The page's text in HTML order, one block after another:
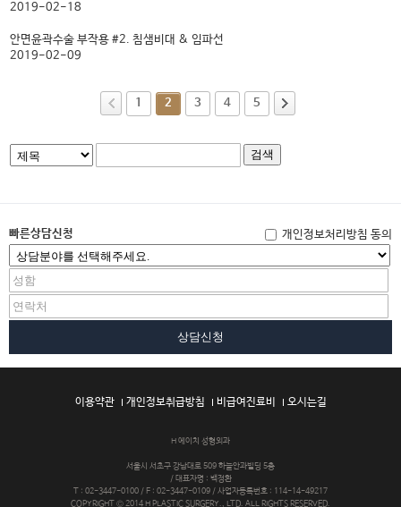
2019-02-18
안면윤곽수술 부작용 #2. 침샘비대 & 임파선
2019-02-09
1 2 3 4 5
검색
빠른상담신청 개인정보처리방침 동의
상담신청
이용약관 개인정보취급방침 비급여진료비 오시는길
H 에이치 성형외과
서울시 서초구 강남대로 509 하늘안과빌딩 5층
/ 대표자명 : 백정환
T : 02-3447-0100 / F : 02-3447-0109 / 사업자등록번호 : 114-14-49217
COPYRIGHT © 2014 H PLASTIC SURGERY., LTD. ALL RIGHTS RESERVED.